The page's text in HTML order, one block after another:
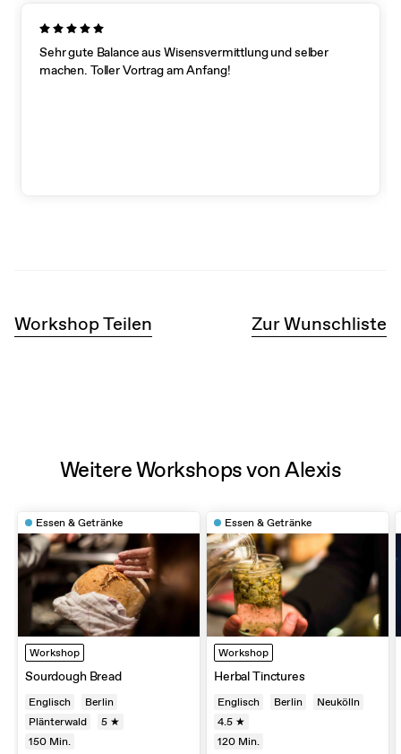
Sehr gute Balance aus Wisensvermittlung und selber
machen. Toller Vortrag am Anfang!
Workshop Teilen Zur Wunschliste
Weitere Workshops von Alexis
Essen & Getränke
Workshop
Sourdough Bread
Englisch
Berlin
Plänterwald
5 ★
150 Min.
Essen & Getränke
Workshop
Herbal Tinctures
Englisch Berlin
Neukölln
4.5 ★
120 Min.